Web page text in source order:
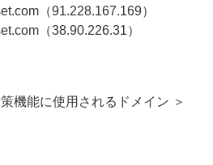
（91.228.167.169）
（38.90.226.31）
機能に使用されるドメイン ＞